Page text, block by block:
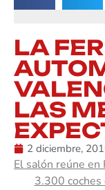
LA
LAS
2 diciembre,
El salón reúne en
3.300